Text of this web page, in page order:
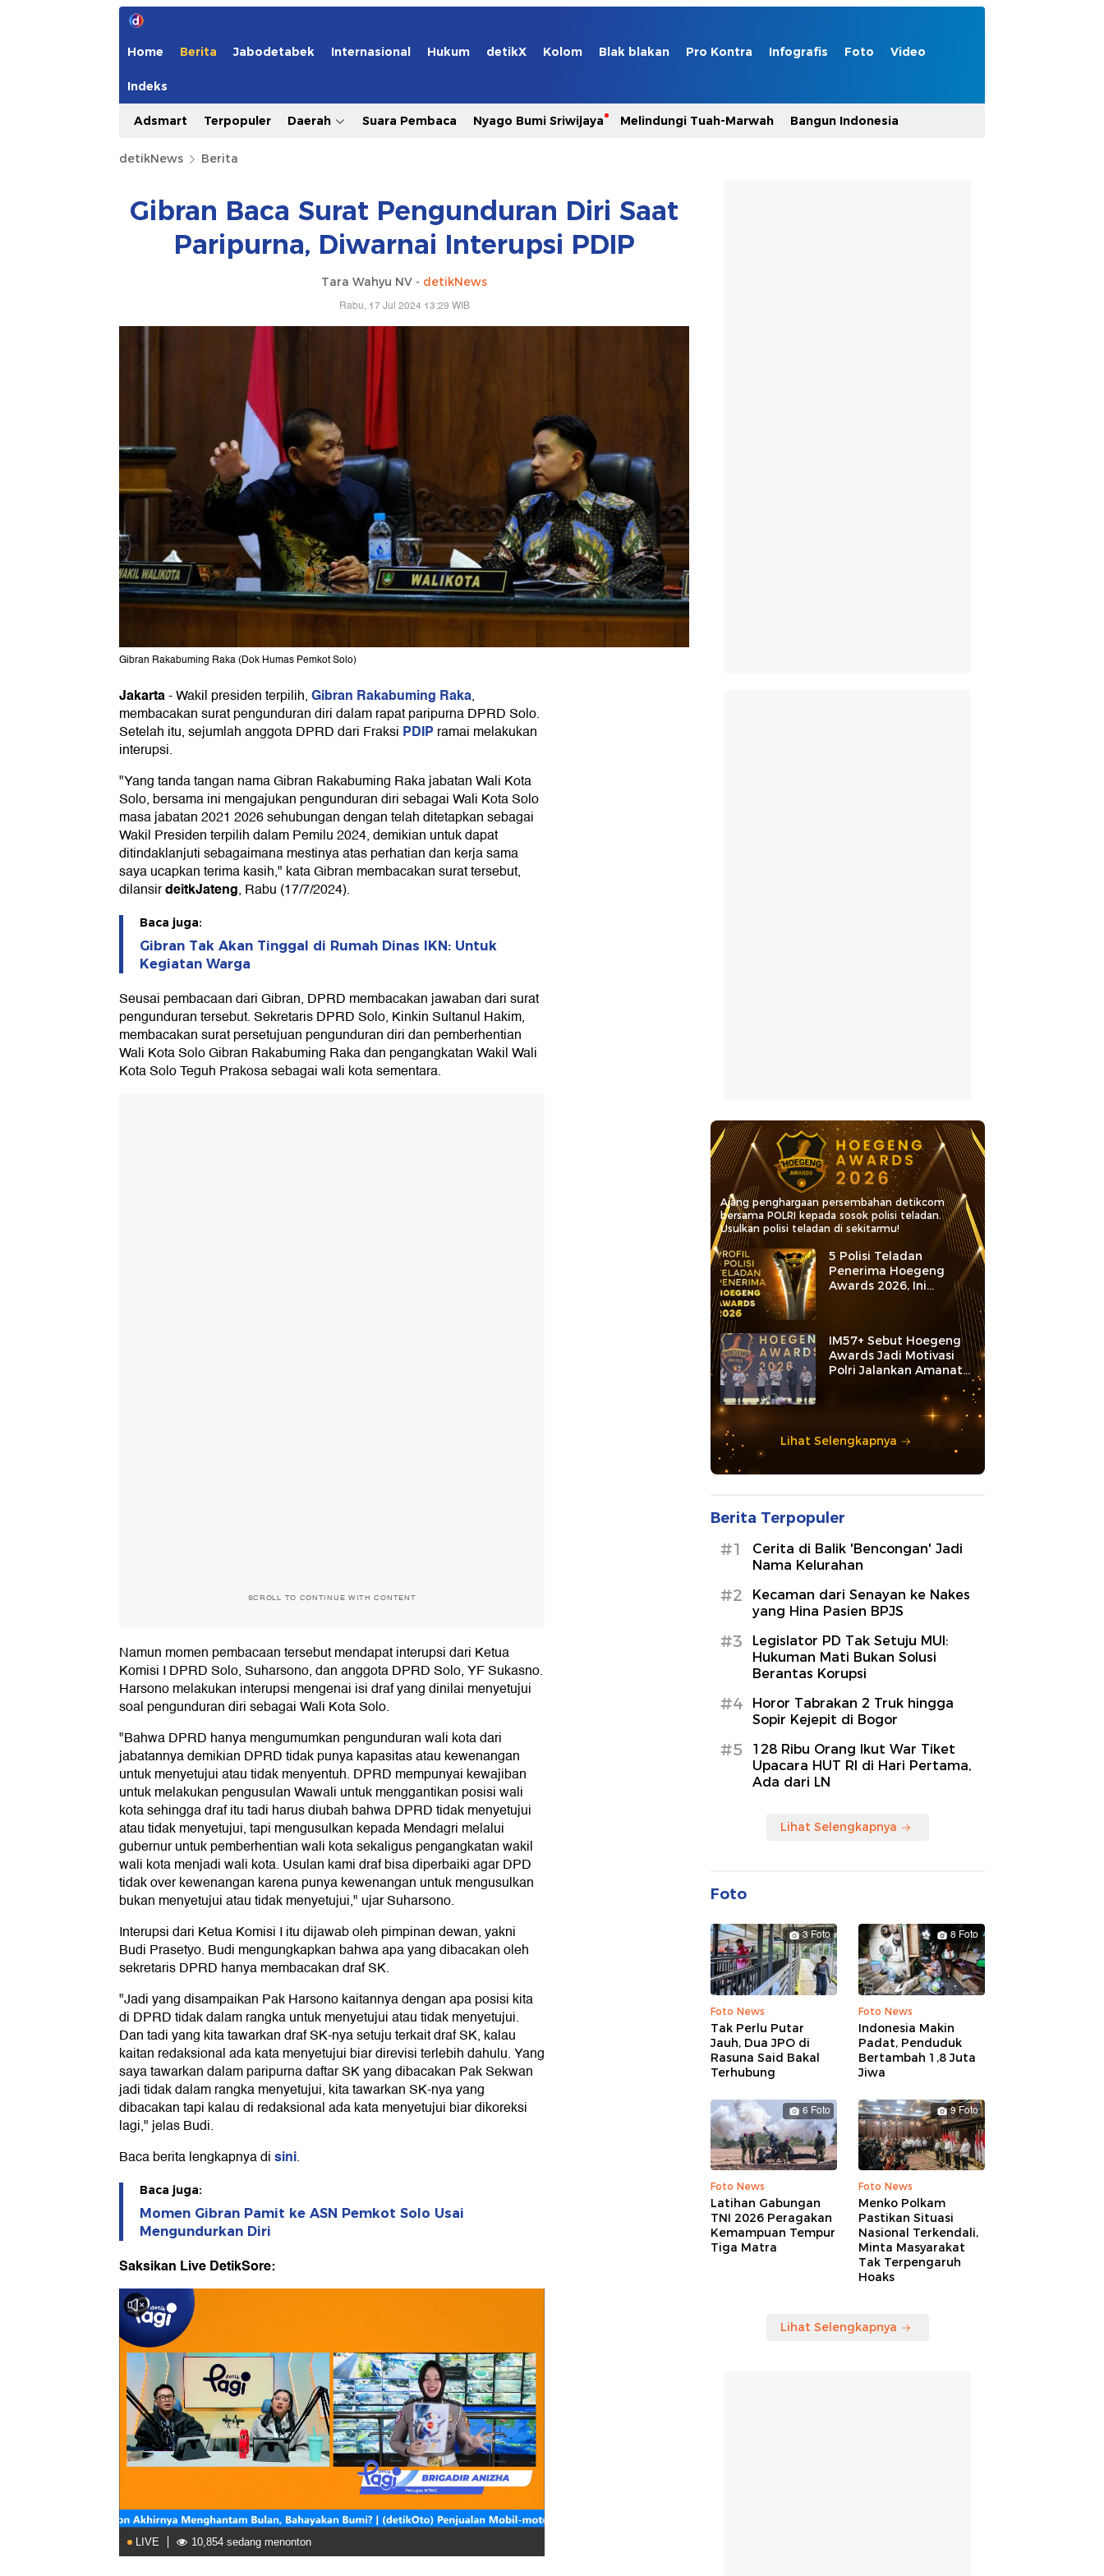
Home Berita Jabodetabek Internasional Hukum detikX Kolom Blak blakan Pro Kontra Infografis Foto Video
Indeks
Adsmart Terpopuler Daerah Suara Pembaca Nyago Bumi Sriwijaya Melindungi Tuah-Marwah Bangun Indonesia
detikNews Berita
Gibran Baca Surat Pengunduran Diri Saat
Paripurna, Diwarnai Interupsi PDIP
Tara Wahyu NV - detikNews
Rabu, 17 Jul 2024 13:29 WIB
Gibran Rakabuming Raka (Dok Humas Pemkot Solo)
Jakarta-Wakil presiden terpilih,Gibran Rakabuming Raka,
membacakan surat pengunduran diri dalam rapat paripurna DPRD Solo.
Setelah itu, sejumlah anggota DPRD dari Fraksi PDIP ramai melakukan
interupsi.
"Yang tanda tangan nama Gibran Rakabuming Raka jabatan Wali Kota
Solo, bersama ini mengajukan pengunduran diri sebagai Wali Kota Solo
masa jabatan 2021 2026 sehubungan dengan telah ditetapkan sebagai
Wakil Presiden terpilih dalam Pemilu 2024, demikian untuk dapat
ditindaklanjuti sebagaimana mestinya atas perhatian dan kerja sama
saya ucapkan terima kasih," kata Gibran membacakan surat tersebut,
dilansirdeitkJateng, Rabu (17/7/2024).
Baca juga:
Gibran Tak Akan Tinggal di Rumah Dinas IKN: Untuk
Kegiatan Warga
Seusai pembacaan dari Gibran, DPRD membacakan jawaban dari surat
pengunduran tersebut. Sekretaris DPRD Solo, Kinkin Sultanul Hakim,
membacakan surat persetujuan pengunduran diri dan pemberhentian
Wali Kota Solo Gibran Rakabuming Raka dan pengangkatan Wakil Wali
Kota Solo Teguh Prakosa sebagai wali kota sementara.
SCROLL TO CONTINUE WITH CONTENT
Namun momen pembacaan tersebut mendapat interupsi dari Ketua
Komisi I DPRD Solo, Suharsono, dan anggota DPRD Solo, YF Sukasno.
Harsono melakukan interupsi mengenai isi draf yang dinilai menyetujui
soal pengunduran diri sebagai Wali Kota Solo.
"Bahwa DPRD hanya mengumumkan pengunduran wali kota dari
jabatannya demikian DPRD tidak punya kapasitas atau kewenangan
untuk menyetujui atau tidak menyentuh. DPRD mempunyai kewajiban
untuk melakukan pengusulan Wawali untuk menggantikan posisi wali
kota sehingga draf itu tadi harus diubah bahwa DPRD tidak menyetujui
atau tidak menyetujui, tapi mengusulkan kepada Mendagri melalui
gubernur untuk pemberhentian wali kota sekaligus pengangkatan wakil
wali kota menjadi wali kota. Usulan kami draf bisa diperbaiki agar DPD
tidak over kewenangan karena punya kewenangan untuk mengusulkan
bukan menyetujui atau tidak menyetujui," ujar Suharsono.
Interupsi dari Ketua Komisi I itu dijawab oleh pimpinan dewan, yakni
Budi Prasetyo. Budi mengungkapkan bahwa apa yang dibacakan oleh
sekretaris DPRD hanya membacakan draf SK.
"Jadi yang disampaikan Pak Harsono kaitannya dengan apa posisi kita
di DPRD tidak dalam rangka untuk menyetujui atau tidak menyetujui.
Dan tadi yang kita tawarkan draf SK-nya setuju terkait draf SK, kalau
kaitan redaksional ada kata menyetujui biar direvisi terlebih dahulu. Yang
saya tawarkan dalam paripurna daftar SK yang dibacakan Pak Sekwan
jadi tidak dalam rangka menyetujui, kita tawarkan SK-nya yang
dibacakan tapi kalau di redaksional ada kata menyetujui biar dikoreksi
lagi," jelas Budi.
Baca berita lengkapnya disini.
Baca juga:
Momen Gibran Pamit ke ASN Pemkot Solo Usai
Mengundurkan Diri
Saksikan Live DetikSore:
Ajang penghargaan persembahan detikcom
bersama POLRI kepada sosok polisi teladan.
Usulkan polisi teladan di sekitarmu!
5 Polisi Teladan
Penerima Hoegeng
Awards 2026, Ini
Kategori dan Kiprahnya
IM57+ Sebut Hoegeng
Awards Jadi Motivasi
Polri Jalankan Amanat
Lihat Selengkapnya
Berita Terpopuler
#1
Cerita di Balik 'Bencongan' Jadi
Nama Kelurahan
#2
Kecaman dari Senayan ke Nakes
yang Hina Pasien BPJS
#3
Legislator PD Tak Setuju MUI:
Hukuman Mati Bukan Solusi
Berantas Korupsi
#4
Horor Tabrakan 2 Truk hingga
Sopir Kejepit di Bogor
#5
128 Ribu Orang Ikut War Tiket
Upacara HUT RI di Hari Pertama,
Ada dari LN
Lihat Selengkapnya
Foto
3 Foto
Foto News
Tak Perlu Putar
Jauh, Dua JPO di
Rasuna Said Bakal
Terhubung
8 Foto
Foto News
Indonesia Makin
Padat, Penduduk
Bertambah 1,8 Juta
Jiwa
6 Foto
Foto News
Latihan Gabungan
TNI 2026 Peragakan
Kemampuan Tempur
Tiga Matra
9 Foto
Foto News
Menko Polkam
Pastikan Situasi
Nasional Terkendali,
Minta Masyarakat
Tak Terpengaruh
Hoaks
Lihat Selengkapnya